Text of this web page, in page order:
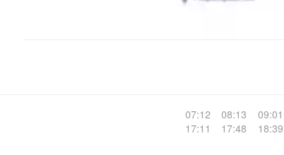
07:12 08:13 09:01
17:11
17:48 18:39